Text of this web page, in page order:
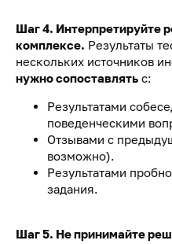
Шаг 4. Интерпретируйте
комплексе. Результаты
нескольких источников
нужно сопоставлять с:
Результатами
поведенческими
Отзывами с
возможно).
Результатами
задания.
Шаг 5. Не принимайте